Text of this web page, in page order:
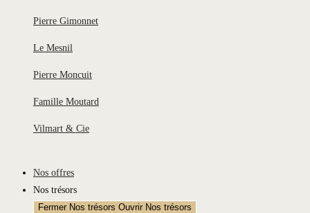
Pierre Gimonnet
Le Mesnil
Pierre Moncuit
Famille Moutard
Vilmart & Cie
Nos offres
Nos trésors
Fermer Nos trésors Ouvrir Nos trésors